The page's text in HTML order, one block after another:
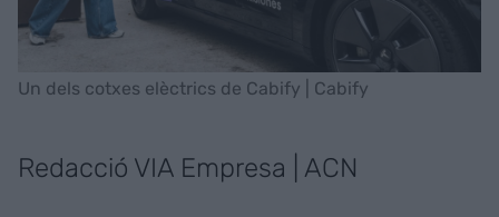
Un dels cotxes elèctrics de Cabify | Cabify
Redacció VIA Empresa | ACN